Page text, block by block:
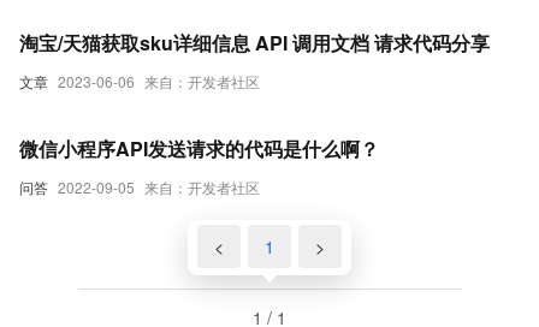
文章 2023-06-06 来自：开发者社区
淘宝/天猫获取sku详细信息 API 调用文档 请求代码分享
问答 2022-09-05 来自：开发者社区
微信小程序API发送请求的代码是什么啊？
< 1 >
1 / 1